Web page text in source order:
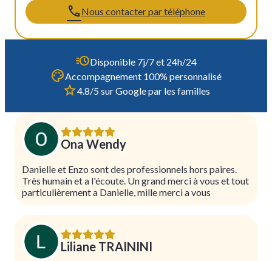
Nous contacter par téléphone
Disponible 7j/7 et 24h/24
Accompagnement 100% personnalisé
4.8/5 sur Google par les familles
Ona Wendy
Danielle et Enzo sont des professionnels hors paires.
Très humain et a l'écoute. Un grand merci à vous et tout
particulièrement a Danielle, mille merci a vous
Liliane TRAININI